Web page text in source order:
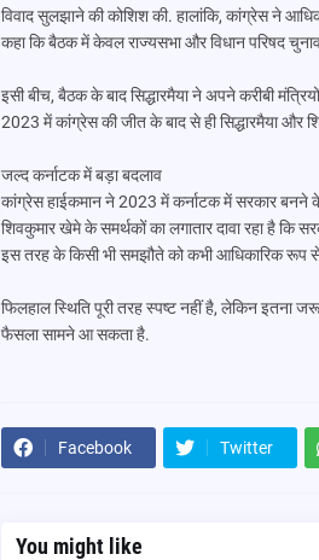
विवाद सुलझाने की कोशिश की. हालांकि, कांग्रेस ने
कहा कि बैठक में केवल राज्यसभा और विधान परिषद
इसी बीच, बैठक के बाद सिद्धारमैया ने अपने करीबी
2023 में कांग्रेस की जीत के बाद से ही सिद्धारमैया और
जल्द कर्नाटक में बड़ा बदलाव
कांग्रेस हाईकमान ने 2023 में कर्नाटक में सरकार बनने
शिवकुमार खेमे के समर्थकों का लगातार दावा रहा है कि
इस तरह के किसी भी समझौते को कभी आधिकारिक रूप से
फिलहाल स्थिति पूरी तरह स्पष्ट नहीं है, लेकिन इतना
फैसला सामने आ सकता है.
Facebook Twitter
You might like